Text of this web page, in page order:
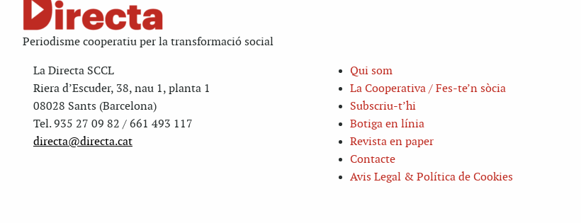
Periodisme cooperatiu per la transformació social
La Directa SCCL
Riera d’Escuder, 38, nau 1, planta 1
08028 Sants (Barcelona)
Tel. 935 27 09 82 / 661 493 117
directa@directa.cat
Qui som
La Cooperativa / Fes-te’n sòcia
Subscriu-t’hi
Botiga en línia
Revista en paper
Contacte
Avis Legal & Política de Cookies